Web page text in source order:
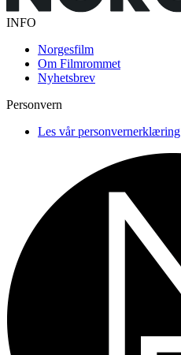
INFO
Norgesfilm
Om Filmrommet
Nyhetsbrev
Personvern
Les vår personvernerklæring